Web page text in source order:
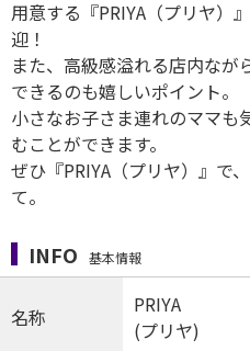
用意する『PRIYA（プリヤ）
迎！
また、高級感溢れる店内なが
できるのも嬉しいポイント。
小さなお子さま連れのママも
むことができます。
ぜひ『PRIYA（プリヤ）』で
て。
INFO 基本情報
名称
PRIYA
(プリヤ)